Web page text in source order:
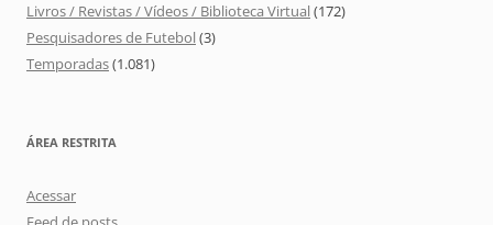
Livros / Revistas / Vídeos / Biblioteca Virtual(172)
Pesquisadores de Futebol(3)
Temporadas(1.081)
ÁREA RESTRITA
Acessar